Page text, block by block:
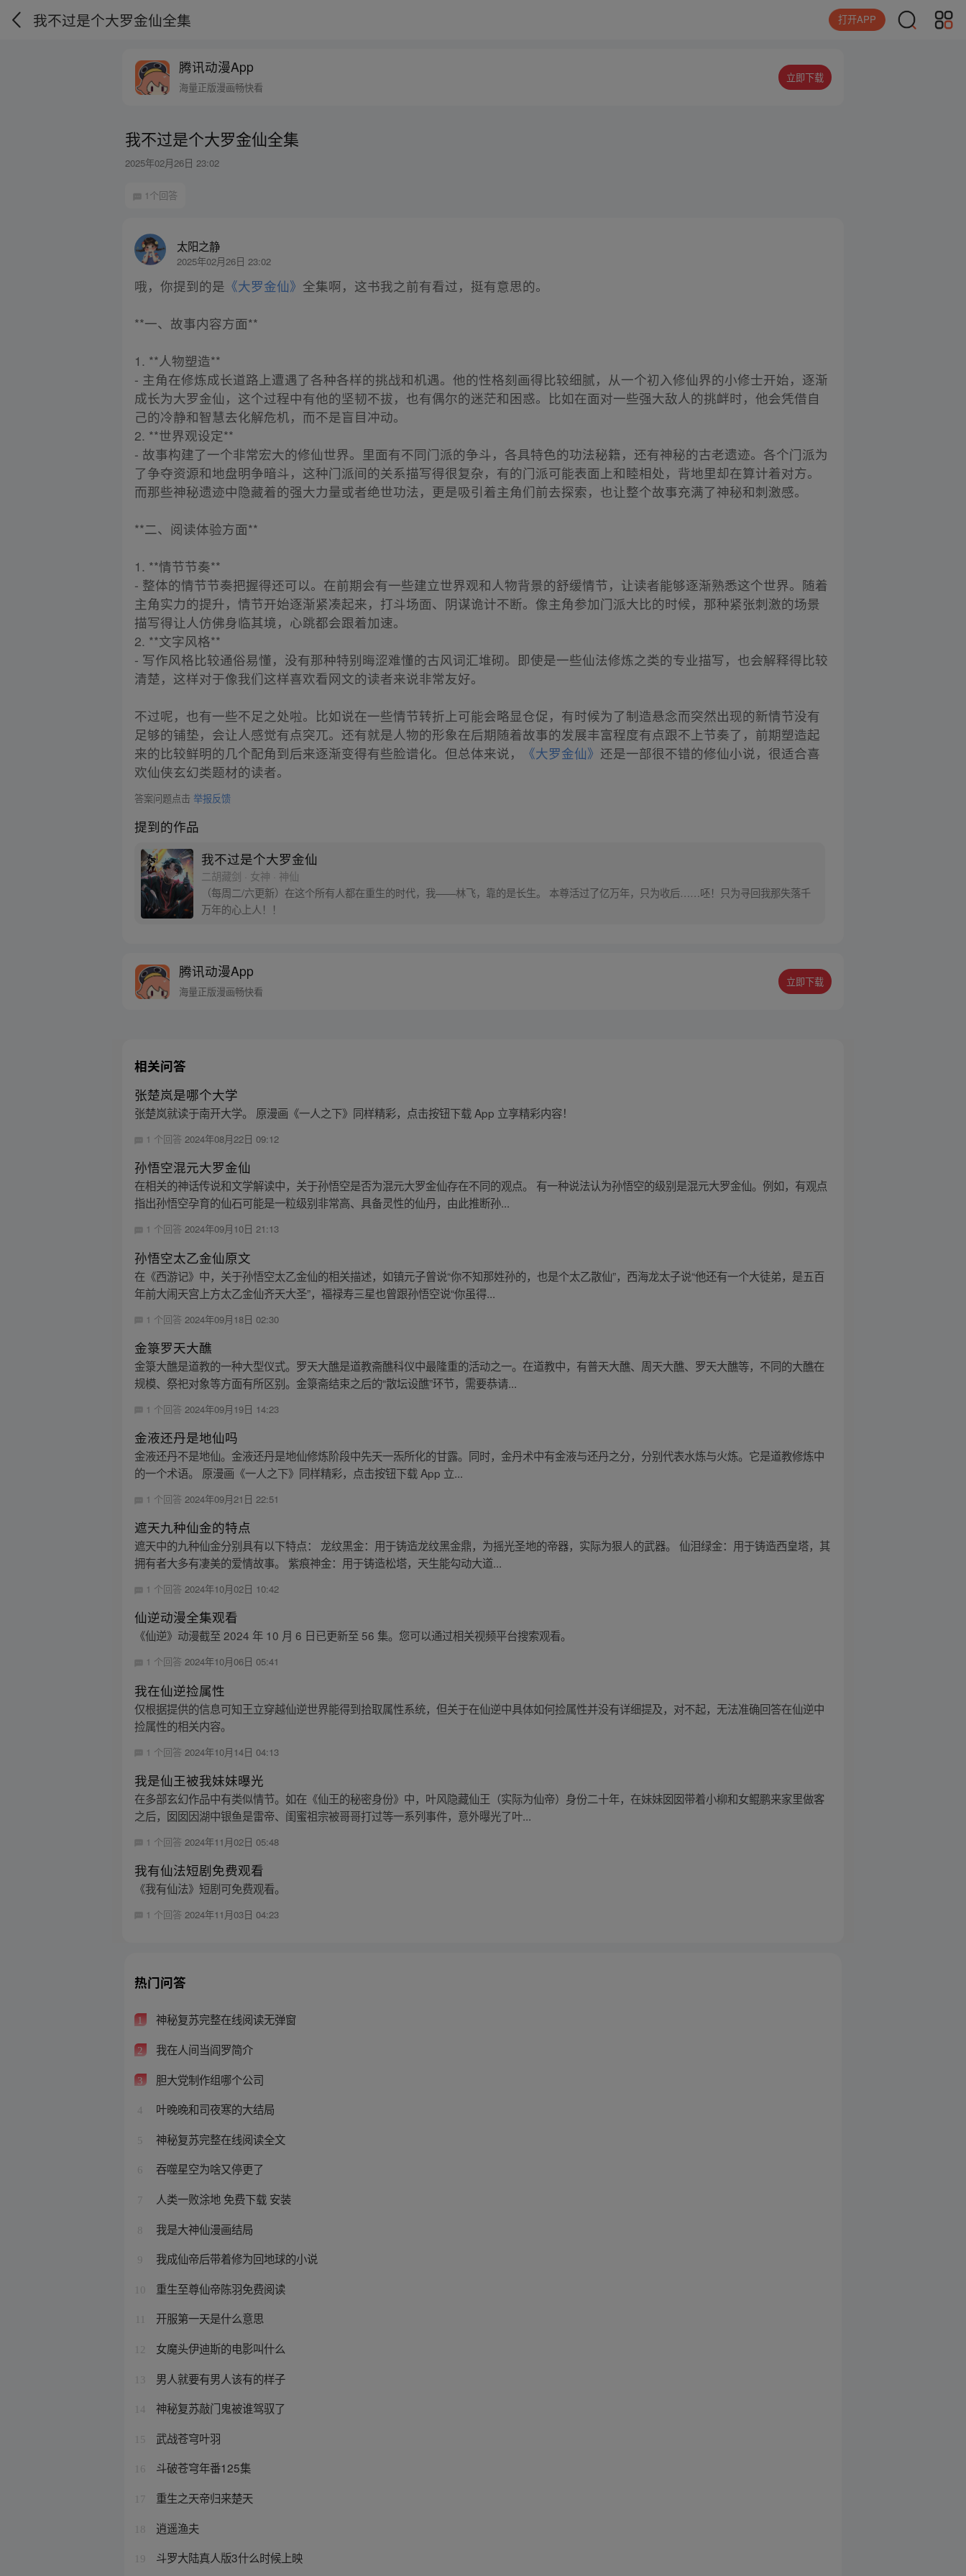
我不过是个大罗金仙全集 打开APP
腾讯动漫App
海量正版漫画畅快看
立即下载
我不过是个大罗金仙全集
2025年02月26日 23:02
1个回答
太阳之静
2025年02月26日 23:02
哦，你提到的是 《大罗金仙》 全集啊，这书我之前有看过，挺有意思的。
**一、故事内容方面**
1. **人物塑造**
- 主角在修炼成长道路上遭遇了各种各样的挑战和机遇。他的性格刻画得比较细腻，从一个初入修仙界的小修士开始，逐渐
成长为大罗金仙，这个过程中有他的坚韧不拔，也有偶尔的迷茫和困惑。比如在面对一些强大敌人的挑衅时，他会凭借自
己的冷静和智慧去化解危机，而不是盲目冲动。
2. **世界观设定**
- 故事构建了一个非常宏大的修仙世界。里面有不同门派的争斗，各具特色的功法秘籍，还有神秘的古老遗迹。各个门派为
了争夺资源和地盘明争暗斗，这种门派间的关系描写得很复杂，有的门派可能表面上和睦相处，背地里却在算计着对方。
而那些神秘遗迹中隐藏着的强大力量或者绝世功法，更是吸引着主角们前去探索，也让整个故事充满了神秘和刺激感。
**二、阅读体验方面**
1. **情节节奏**
- 整体的情节节奏把握得还可以。在前期会有一些建立世界观和人物背景的舒缓情节，让读者能够逐渐熟悉这个世界。随着
主角实力的提升，情节开始逐渐紧凑起来，打斗场面、阴谋诡计不断。像主角参加门派大比的时候，那种紧张刺激的场景
描写得让人仿佛身临其境，心跳都会跟着加速。
2. **文字风格**
- 写作风格比较通俗易懂，没有那种特别晦涩难懂的古风词汇堆砌。即使是一些仙法修炼之类的专业描写，也会解释得比较
清楚，这样对于像我们这样喜欢看网文的读者来说非常友好。
不过呢，也有一些不足之处啦。比如说在一些情节转折上可能会略显仓促，有时候为了制造悬念而突然出现的新情节没有
足够的铺垫，会让人感觉有点突兀。还有就是人物的形象在后期随着故事的发展丰富程度有点跟不上节奏了，前期塑造起
来的比较鲜明的几个配角到后来逐渐变得有些脸谱化。但总体来说，
《大罗金仙》 还是一部很不错的修仙小说，很适合喜
欢仙侠玄幻类题材的读者。
答案问题点击举报反馈
提到的作品
我不过是个大罗金仙
二胡藏剑 · 女神 · 神仙
（每周二/六更新）在这个所有人都在重生的时代，我——林飞，靠的是长生。 本尊活过了亿万年，只为收后……呸！只为寻回我那失落千
万年的心上人！！
腾讯动漫App
海量正版漫画畅快看
立即下载
相关问答
张楚岚是哪个大学
张楚岚就读于南开大学。 原漫画《一人之下》同样精彩，点击按钮下载 App 立享精彩内容！
1 个回答2024年08月22日 09:12
孙悟空混元大罗金仙
在相关的神话传说和文学解读中，关于孙悟空是否为混元大罗金仙存在不同的观点。 有一种说法认为孙悟空的级别是混元大罗金仙。例如，有观点
指出孙悟空孕育的仙石可能是一粒级别非常高、具备灵性的仙丹，由此推断孙...
1 个回答2024年09月10日 21:13
孙悟空太乙金仙原文
在《西游记》中，关于孙悟空太乙金仙的相关描述，如镇元子曾说“你不知那姓孙的，也是个太乙散仙”，西海龙太子说“他还有一个大徒弟，是五百
年前大闹天宫上方太乙金仙齐天大圣”，福禄寿三星也曾跟孙悟空说“你虽得...
1 个回答 2024年09月18日 02:30
金箓罗天大醮
金箓大醮是道教的一种大型仪式。罗天大醮是道教斋醮科仪中最隆重的活动之一。在道教中，有普天大醮、周天大醮、罗天大醮等，不同的大醮在
规模、祭祀对象等方面有所区别。金箓斋结束之后的“散坛设醮”环节，需要恭请...
1 个回答 2024年09月19日 14:23
金液还丹是地仙吗
金液还丹不是地仙。金液还丹是地仙修炼阶段中先天一炁所化的甘露。同时，金丹术中有金液与还丹之分，分别代表水炼与火炼。它是道教修炼中
的一个术语。 原漫画《一人之下》同样精彩，点击按钮下载 App 立...
1 个回答2024年09月21日 22:51
遮天九种仙金的特点
遮天中的九种仙金分别具有以下特点： 龙纹黒金：用于铸造龙纹黑金鼎，为摇光圣地的帝器，实际为狠人的武器。 仙泪绿金：用于铸造西皇塔，其
拥有者大多有凄美的爱情故事。 紫痕神金：用于铸造松塔，天生能勾动大道...
1 个回答2024年10月02日 10:42
仙逆动漫全集观看
《仙逆》动漫截至 2024 年 10 月 6 日已更新至 56 集。您可以通过相关视频平台搜索观看。
1 个回答2024年10月06日 05:41
我在仙逆捡属性
仅根据提供的信息可知王立穿越仙逆世界能得到拾取属性系统，但关于在仙逆中具体如何捡属性并没有详细提及，对不起，无法准确回答在仙逆中
捡属性的相关内容。
1 个回答 2024年10月14日 04:13
我是仙王被我妹妹曝光
在多部玄幻作品中有类似情节。如在《仙王的秘密身份》中，叶风隐藏仙王（实际为仙帝）身份二十年，在妹妹囡囡带着小柳和女鲲鹏来家里做客
之后，囡囡因湖中银鱼是雷帝、闺蜜祖宗被哥哥打过等一系列事件，意外曝光了叶...
1 个回答 2024年11月02日 05:48
我有仙法短剧免费观看
《我有仙法》短剧可免费观看。
1 个回答2024年11月03日 04:23
热门问答
1 神秘复苏完整在线阅读无弹窗
2 我在人间当阎罗简介
3 胆大党制作组哪个公司
4 叶晚晚和司夜寒的大结局
5 神秘复苏完整在线阅读全文
6 吞噬星空为啥又停更了
7 人类一败涂地 免费下载 安装
8 我是大神仙漫画结局
9 我成仙帝后带着修为回地球的小说
10 重生至尊仙帝陈羽免费阅读
开服第一天是什么意思
12 女魔头伊迪斯的电影叫什么
13 男人就要有男人该有的样子
14 神秘复苏敲门鬼被谁驾驭了
15 武战苍穹叶羽
16 斗破苍穹年番125集
17 重生之天帝归来楚天
18 逍遥渔夫
19 斗罗大陆真人版3什么时候上映